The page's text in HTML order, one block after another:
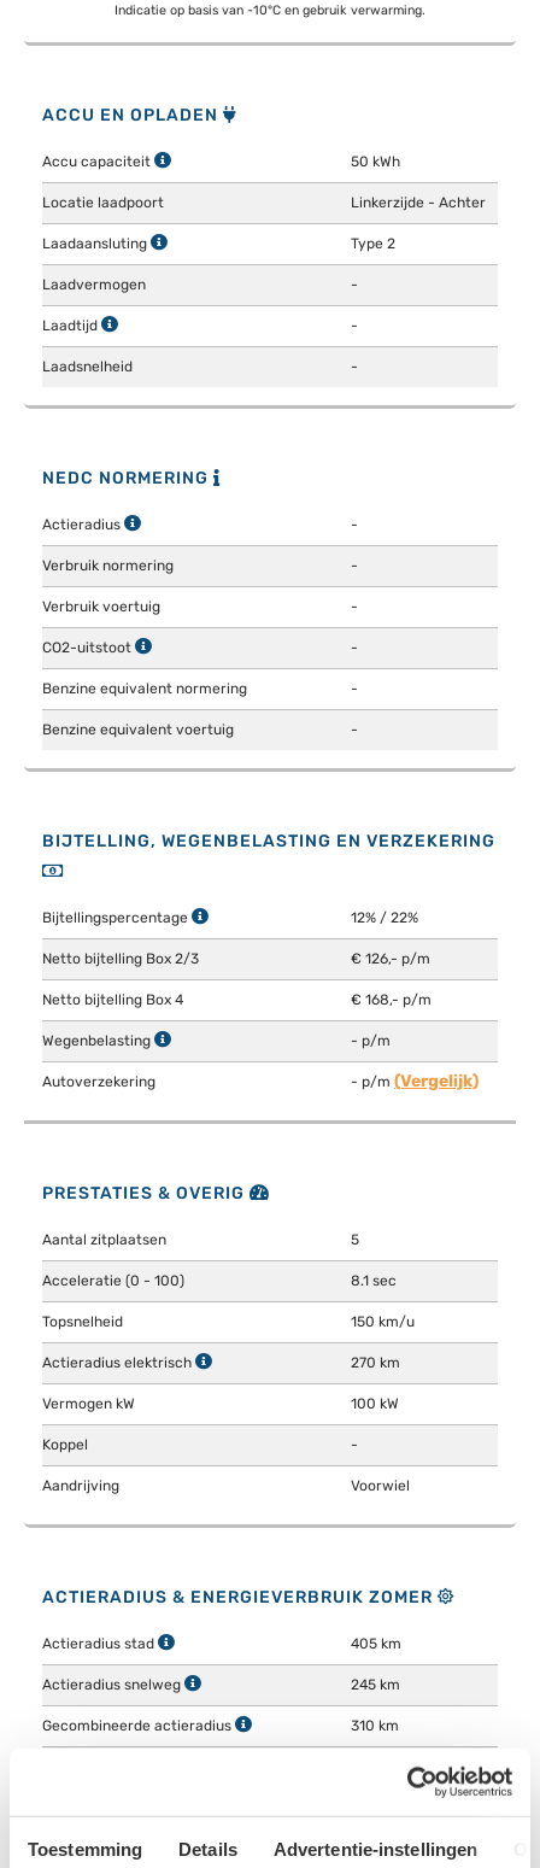
Toestemming Details Advertentie-instellingen
Indicatie op basis van -10°C en gebruik verwarming.
ACCU EN OPLADEN
Accu capaciteit 50 kWh
Locatie laadpoort Linkerzijde - Achter
Laadaansluting Type 2
Laadvermogen -
Laadtijd -
Laadsnelheid -
NEDC NORMERING
Actieradius -
Verbruik normering -
Verbruik voertuig -
CO2-uitstoot -
Benzine equivalent normering -
Benzine equivalent voertuig -
BIJTELLING, WEGENBELASTING EN VERZEKERING
Bijtellingspercentage 12% / 22%
Netto bijtelling Box 2/3 € 126,- p/m
Netto bijtelling Box 4 € 168,- p/m
Wegenbelasting - p/m
Autoverzekering - p/m (Vergelijk)
PRESTATIES & OVERIG
Aantal zitplaatsen 5
Acceleratie (0 - 100) 8.1 sec
Topsnelheid 150 km/u
Actieradius elektrisch 270 km
Vermogen kW 100 kW
Koppel -
Aandrijving Voorwiel
ACTIERADIUS & ENERGIEVERBRUIK ZOMER
Actieradius stad 405 km
Actieradius snelweg 245 km
Gecombineerde actieradius 310 km
11.4 kWh/100km
Gecombineerd energieverbruik 14.9 kWh/100km